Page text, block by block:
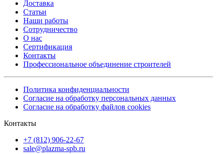
Доставка
Статьи
Наши работы
Сотрудничество
О нас
Сертификация
Контакты
Профессиональное объединение строителей
Политика конфиденциальности
Согласие на обработку персональных данных
Согласие на обработку файлов cookies
Контакты
+7 (812) 906-22-67
sale@plazma-spb.ru